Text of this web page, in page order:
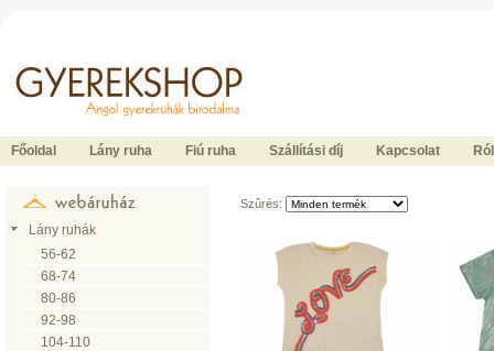
Főoldal Lány ruha Fiú ruha Szállítási díj Kapcsolat
Lány ruhák
56-62
68-74
80-86
92-98
104-110
Szûrés: